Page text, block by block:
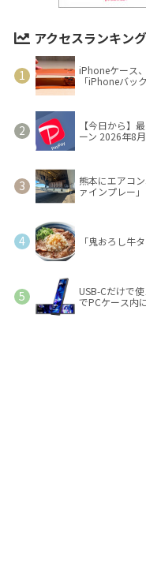
アクセスランキング
iPhoneケース
「iPhoneバッ
【今日から】
ーン 2026年8
熊本にエアコ
ァインプレー」
「鬼おろし牛
USB-Cだけで
でPCケース内